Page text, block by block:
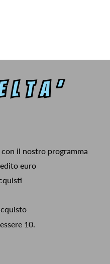
il nostro programma
euro
10.